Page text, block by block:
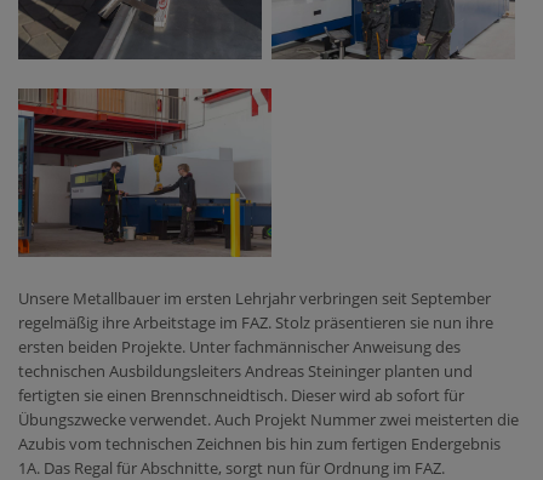
Unsere Metallbauer im ersten Lehrjahr verbringen seit September
regelmäßig ihre Arbeitstage im FAZ. Stolz präsentieren sie nun ihre
ersten beiden Projekte. Unter fachmännischer Anweisung des
technischen Ausbildungsleiters Andreas Steininger planten und
fertigten sie einen Brennschneidtisch. Dieser wird ab sofort für
Übungszwecke verwendet. Auch Projekt Nummer zwei meisterten die
Azubis vom technischen Zeichnen bis hin zum fertigen Endergebnis
1A. Das Regal für Abschnitte, sorgt nun für Ordnung im FAZ.